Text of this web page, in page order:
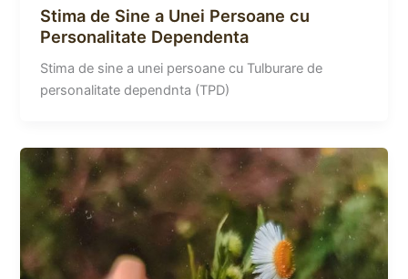
Stima de Sine a Unei Persoane cu
Personalitate Dependenta
Stima de sine a unei persoane cu Tulburare de
personalitate dependnta (TPD)